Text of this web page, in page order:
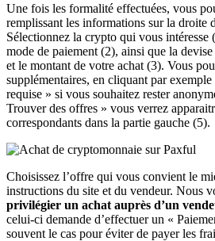
Une fois les formalité effectuées, vous
remplissant les informations sur la droite
Sélectionnez la crypto qui vous intéresse
mode de paiement (2), ainsi que la
et le montant de votre achat (3). Vous
supplémentaires, en cliquant par
requise » si vous souhaitez rester
Trouver des offres » vous verrez
correspondants dans la partie gauche (5).
Choisissez l’offre qui vous convient le
instructions du site et du vendeur. Nous
privilégier un achat auprès d’un
celui-ci demande d’effectuer un «
souvent le cas pour éviter de payer les